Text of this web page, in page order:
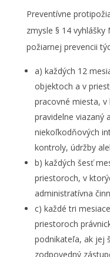
Preventívne
zmysle § 14 vyhlášky
požiarnej prevencii
a) každých 12
objektoch a v
pracovné miesta,
pravidelne viazaný
niekoľkodňových
kontroly, údržby
b) každých šesť
priestoroch, v
administratívna
c) každé tri
priestoroch
podnikateľa, ak jej
zodpovedný